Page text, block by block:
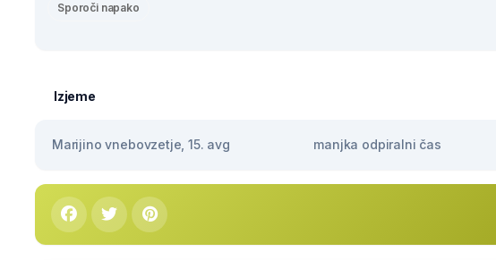
Sporoči napako
Izjeme
Marijino vnebovzetje, 15. avg manjka odpiralni čas